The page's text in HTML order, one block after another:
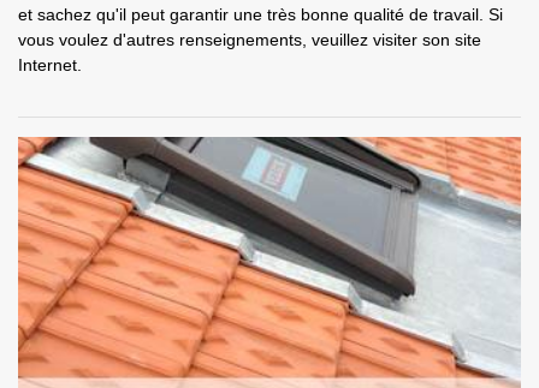
et sachez qu'il peut garantir une très bonne qualité de travail. Si
vous voulez d'autres renseignements, veuillez visiter son site
Internet.